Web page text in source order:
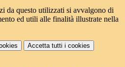
da questo utilizzati si avvalgono di
ed utili alle finalità illustrate nella
Accetta tutti i cookies